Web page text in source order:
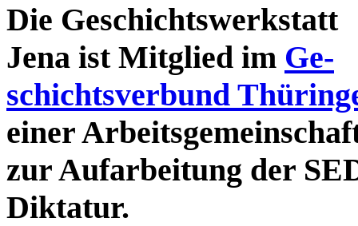
Die Geschichtswerkstatt
Jena ist Mitglied im Ge-
schichtsverbund
einer
zur Aufarbeitung der
Diktatur.